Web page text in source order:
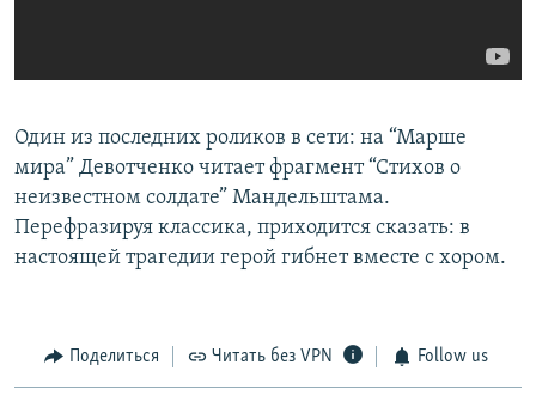
Один из последних роликов в сети: на “Марше
мира” Девотченко читает фрагмент “Стихов о
неизвестном солдате” Мандельштама.
Перефразируя классика, приходится сказать: в
настоящей трагедии герой гибнет вместе с хором.
Поделиться Читать без VPN Follow us